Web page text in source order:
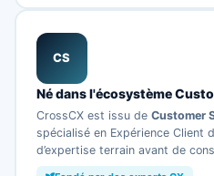
CS
Né dans l'écosystème
CrossCX est issu de Customer
spécialisé en Expérience Client
d’expertise terrain avant de